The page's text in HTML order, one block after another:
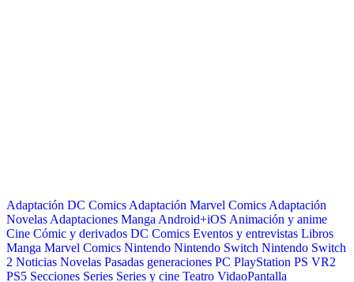
Adaptación DC ComicsAdaptación Marvel ComicsAdaptación
NovelasAdaptaciones MangaAndroid+iOS Animación y anime
Cine Cómic y derivados DC Comics Eventos y entrevistas Libros
Manga Marvel Comics Nintendo Nintendo Switch Nintendo Switch
2 Noticias Novelas Pasadas generaciones PC PlayStation PS VR2
PS5 Secciones Series Series y cine Teatro VidaoPantalla